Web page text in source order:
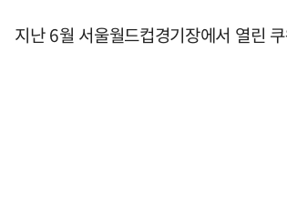
지난 6월 서울월드컵경기장에서 열린